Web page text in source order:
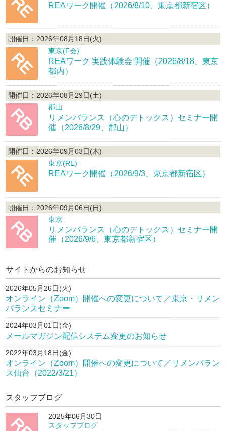
REAワーク開催（2026/8/10、東京都新宿区）
開催日：2026年08月18日(火)
東京(F会)
REAワーク 実践体験会 開催（2026/8/18、東京
都内）
開催日：2026年08月29日(土)
郡山
リメンバランス（心のデトックス）セミナー開
催（2026/8/29、郡山）
開催日：2026年09月03日(木)
東京(RE)
REAワーク開催（2026/9/3、東京都新宿区）
開催日：2026年09月06日(日)
東京
リメンバランス（心のデトックス）セミナー開
催（2026/9/6、東京都新宿区）
サイトからのお知らせ
2026年05月26日(火)
オンライン（Zoom）開催への変更について／東京・リメン
バランスセミナー
2024年03月01日(金)
メールマガジン配信システム変更のお知らせ
2022年03月18日(金)
オンライン（Zoom）開催への変更について／リメンバラン
ス仙台（2022/3/21）
スタッフブログ
2025年06月30日
スタッフブログ